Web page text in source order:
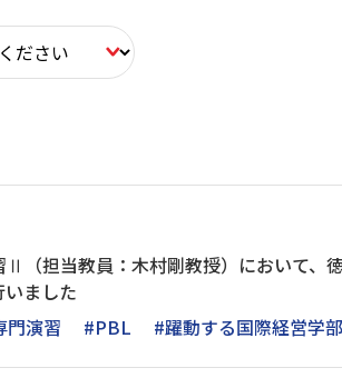
Ⅱ（担当教員：木村剛教授）において、
ました
門演習 #PBL #躍動する国際経営学